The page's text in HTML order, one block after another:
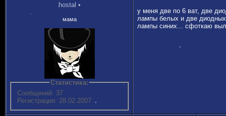
hostal •
мама
Статистика:
Сообщений: 37
Регистрация: 28.02.2007
у меня две по 6 ват, две
лампы белых и две диодных
лампы синих... сфоткаю